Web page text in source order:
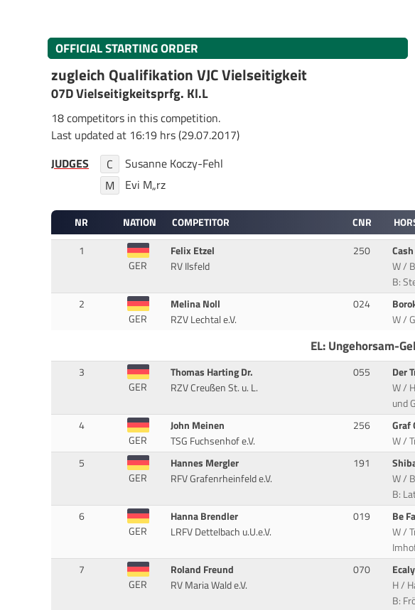
OFFICIAL STARTING ORDER
zugleich Qualifikation VJC Vielseitigkeit
07D Vielseitigkeitsprfg. Kl.L
18 competitors in this competition.
Last updated at 16:19 hrs (29.07.2017)
JUDGES
C
Susanne Koczy-Fehl
M
Evi M„rz
NR NATION COMPETITOR CNR
1
GER
Felix Etzel
RV Ilsfeld
250
W /
B:
2
GER
Melina Noll
RZV Lechtal e.V.
024
W /
EL: Ungehorsam-
3
GER
Thomas Harting Dr.
RZV Creußen St. u. L.
055
Der
W /
und
4
GER
John Meinen
TSG Fuchsenhof e.V.
256
Graf
W /
5
GER
Hannes Mergler
RFV Grafenrheinfeld e.V.
191
W /
B:
6
GER
Hanna Brendler
LRFV Dettelbach u.U.e.V.
019
Be
W /
7
GER
Roland Freund
RV Maria Wald e.V.
070
H /
B: